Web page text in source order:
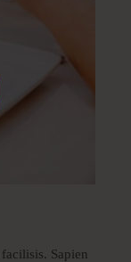
Sapien